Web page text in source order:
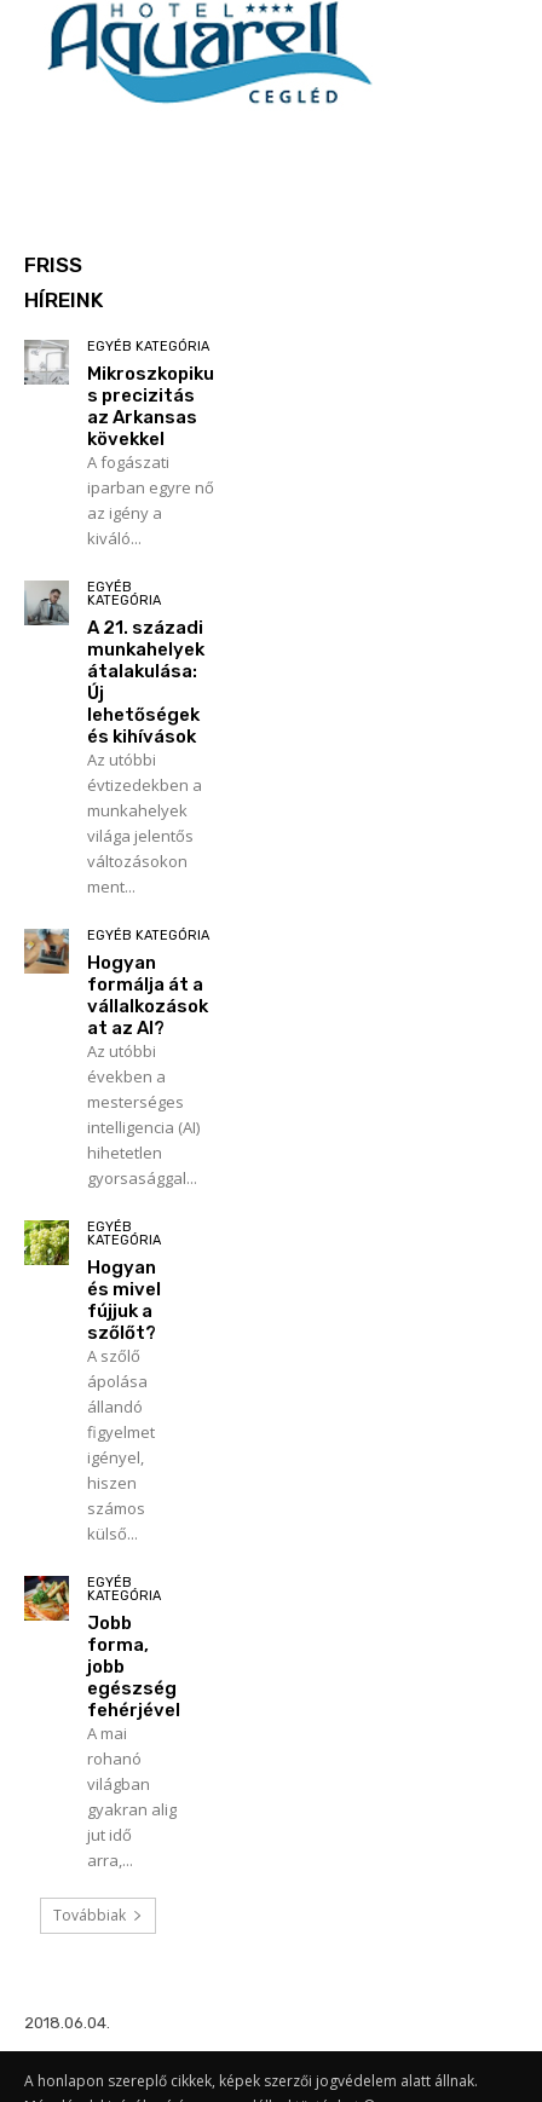
FRISS
HÍREINK
EGYÉB KATEGÓRIA
Mikroszkopiku
s precizitás
az Arkansas
kövekkel
A fogászati
iparban egyre nő
az igény a
kiváló...
EGYÉB
KATEGÓRIA
A 21. századi
munkahelyek
átalakulása:
Új
lehetőségek
és kihívások
Az utóbbi
évtizedekben a
munkahelyek
világa jelentős
változásokon
ment...
EGYÉB KATEGÓRIA
Hogyan
formálja át a
vállalkozások
at az AI?
Az utóbbi
években a
mesterséges
intelligencia (AI)
hihetetlen
gyorsasággal...
EGYÉB
KATEGÓRIA
Hogyan
és mivel
fújjuk a
szőlőt?
A szőlő
ápolása
állandó
figyelmet
igényel,
hiszen
számos
külső...
EGYÉB
KATEGÓRIA
Jobb
forma,
jobb
egészség
fehérjével
A mai
rohanó
világban
gyakran alig
jut idő
arra,...
Továbbiak
2018.06.04.
A honlapon szereplő cikkek, képek szerzői jogvédelem alatt állnak.